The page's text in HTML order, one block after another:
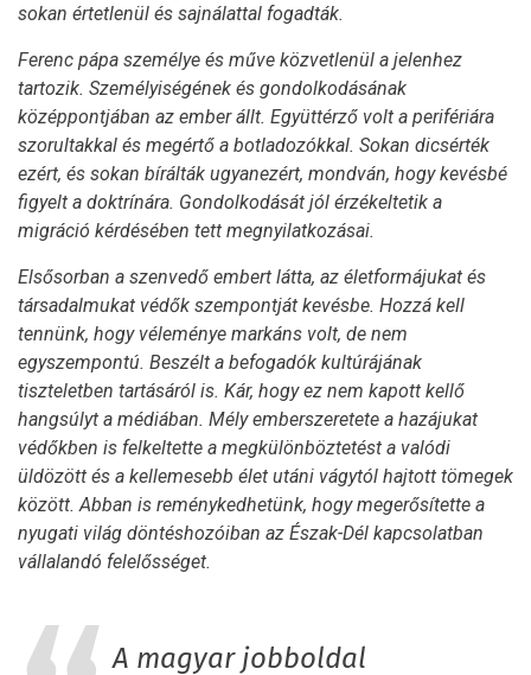
sokan értetlenül és sajnálattal fogadták.
Ferenc pápa személye és műve közvetlenül a jelenhez
tartozik. Személyiségének és gondolkodásának
középpontjában az ember állt. Együttérző volt a perifériára
szorultakkal és megértő a botladozókkal. Sokan dicsérték
ezért, és sokan bírálták ugyanezért, mondván, hogy kevésbé
figyelt a doktrínára. Gondolkodását jól érzékeltetik a
migráció kérdésében tett megnyilatkozásai.
Elsősorban a szenvedő embert látta, az életformájukat és
társadalmukat védők szempontját kevésbe. Hozzá kell
tennünk, hogy véleménye markáns volt, de nem
egyszempontú. Beszélt a befogadók kultúrájának
tiszteletben tartásáról is. Kár, hogy ez nem kapott kellő
hangsúlyt a médiában. Mély emberszeretete a hazájukat
védőkben is felkeltette a megkülönböztetést a valódi
üldözött és a kellemesebb élet utáni vágytól hajtott tömegek
között. Abban is reménykedhetünk, hogy megerősítette a
nyugati világ döntéshozóiban az Észak-Dél kapcsolatban
vállalandó felelősséget.
A magyar jobboldal